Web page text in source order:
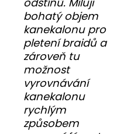
bohatý objem
kanekalonu pro
pletení braidů a
zároveň tu
možnost
vyrovnávání
kanekalonu
rychlým
způsobem